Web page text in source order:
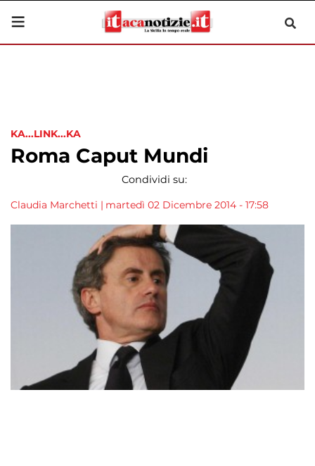
KA...LINK...KA
Roma Caput Mundi
Condividi su:
Claudia Marchetti | martedì 02 Dicembre 2014 - 17:58